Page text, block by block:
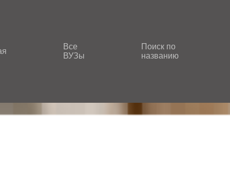
Все
ВУЗы
Поиск по
названию